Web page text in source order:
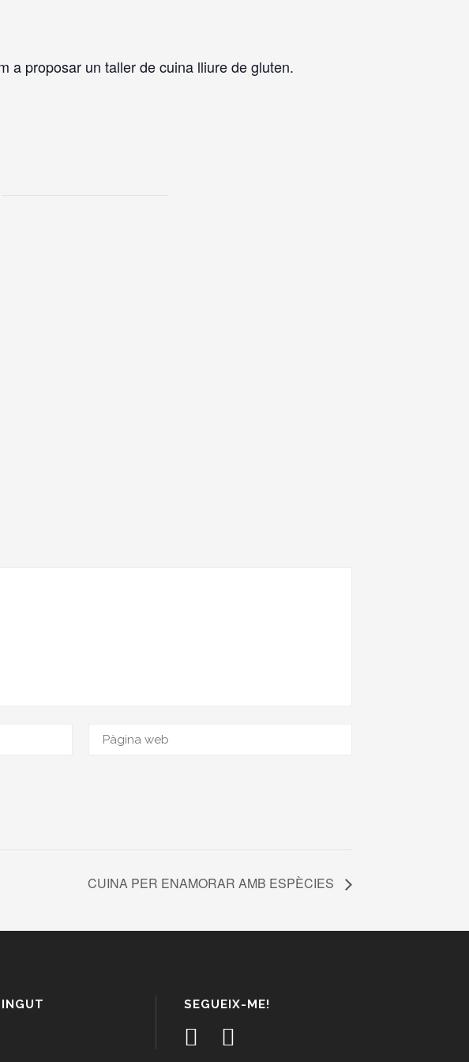
a proposar un taller de cuina lliure de gluten.
CUINA PER ENAMORAR AMB ESPÈCIES
SEGUEIX-ME!